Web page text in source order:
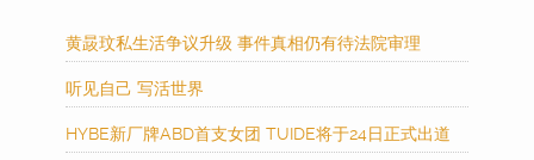
黄晸玟私生活争议升级 事件真相仍有待法院审理
听见自己 写活世界
HYBE新厂牌ABD首支女团 TUIDE将于24日正式出道